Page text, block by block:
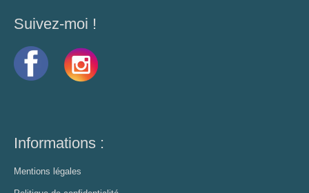
Suivez-moi !
Informations :
Mentions légales